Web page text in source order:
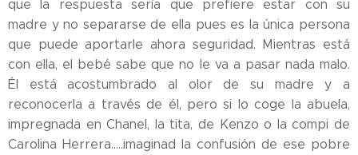
que la respuesta sería que prefiere estar con su
madre y no separarse de ella pues es la única persona
que puede aportarle ahora seguridad. Mientras está
con ella, el bebé sabe que no le va a pasar nada malo.
Él está acostumbrado al olor de su madre y a
reconocerla a través de él, pero si lo coge la abuela,
impregnada en Chanel, la tita, de Kenzo o la compi de
Carolina Herrera.....imaginad la confusión de ese pobre